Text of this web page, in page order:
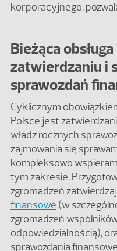
korporacyjnego,
Bieżąca
zatwierdzaniu i
sprawozdań
Cyklicznym
Polsce jest
władz rocznych
zajmowania się
kompleksowo
tym zakresie.
zgromadzeń
finansowe (w
zgromadzeń
odpowiedzialnością),
sprawozdania